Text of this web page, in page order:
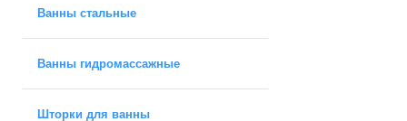
Ванны стальные
Ванны гидромассажные
Шторки для ванны